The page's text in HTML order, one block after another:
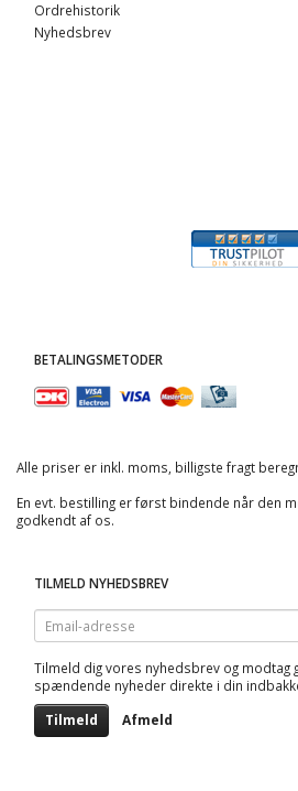
Ordrehistorik
Nyhedsbrev
BETALINGSMETODER
Alle priser er inkl. moms, billigste fragt
En evt. bestilling er først bindende når den
godkendt af os.
TILMELD NYHEDSBREV
Email-
adresse
Tilmeld dig vores nyhedsbrev og modtag
spændende nyheder direkte i din
Tilmeld Afmeld